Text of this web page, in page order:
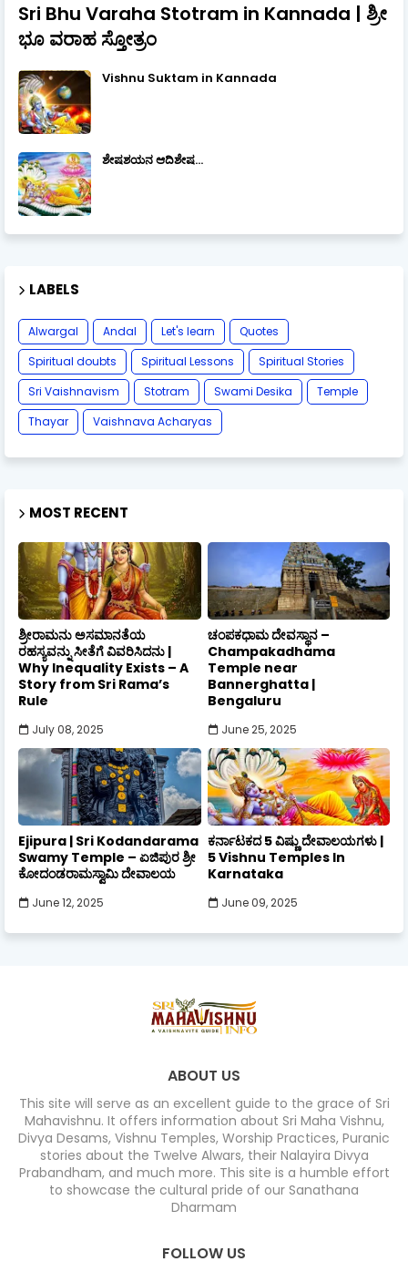
Sri Bhu Varaha Stotram in Kannada | ಶ್ರೀ
ಭೂ ವರಾಹ ಸ್ತೋತ್ರಂ
Vishnu Suktam in Kannada
ಶೇಷಶಯನ ಆದಿಶೇಷ...
LABELS
Alwargal Andal Let's learn
Quotes
Spiritual doubts
Spiritual Lessons
Spiritual Stories
Sri Vaishnavism
Stotram Swami Desika
Temple
Thayar
Vaishnava Acharyas
MOST RECENT
ಶ್ರೀರಾಮನು ಅಸಮಾನತೆಯ
ರಹಸ್ಯವನ್ನು ಸೀತೆಗೆ ವಿವರಿಸಿದನು |
Why Inequality Exists – A
Story from Sri Rama’s
Rule
July 08, 2025
ಚಂಪಕಧಾಮ ದೇವಸ್ಥಾನ –
Champakadhama
Temple near
Bannerghatta |
Bengaluru
June 25, 2025
Ejipura | Sri Kodandarama
Swamy Temple – ಏಜಿಪುರ ಶ್ರೀ
ಕೋದಂಡರಾಮಸ್ವಾಮಿ ದೇವಾಲಯ
June 12, 2025
ಕರ್ನಾಟಕದ 5 ವಿಷ್ಣು ದೇವಾಲಯಗಳು |
5 Vishnu Temples In
Karnataka
June 09, 2025
ABOUT US
This site will serve as an excellent guide to the grace of Sri
Mahavishnu. It offers information about Sri Maha Vishnu,
Divya Desams, Vishnu Temples, Worship Practices, Puranic
stories about the Twelve Alwars, their Nalayira Divya
Prabandham, and much more. This site is a humble effort
to showcase the cultural pride of our Sanathana
Dharmam
FOLLOW US